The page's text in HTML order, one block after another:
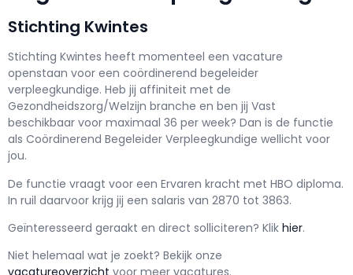
Stichting Kwintes
Stichting Kwintes heeft momenteel een vacature
openstaan voor een coördinerend begeleider
verpleegkundige. Heb jij affiniteit met de
Gezondheidszorg/Welzijn branche en ben jij Vast
beschikbaar voor maximaal 36 per week? Dan is de functie
als Coördinerend Begeleider Verpleegkundige wellicht voor
jou.
De functie vraagt voor een Ervaren kracht met HBO diploma.
In ruil daarvoor krijg jij een salaris van 2870 tot 3863.
Geïnteresseerd geraakt en direct solliciteren? Klik hier.
Niet helemaal wat je zoekt? Bekijk onze